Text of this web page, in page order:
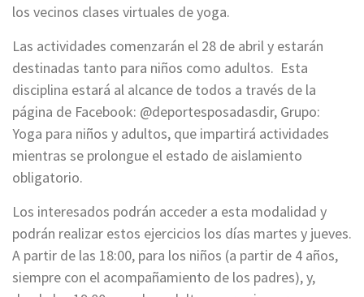
los vecinos clases virtuales de yoga.
Las actividades comenzarán el 28 de abril y estarán
destinadas tanto para niños como adultos. Esta
disciplina estará al alcance de todos a través de la
página de Facebook: @deportesposadasdir, Grupo:
Yoga para niños y adultos, que impartirá actividades
mientras se prolongue el estado de aislamiento
obligatorio.
Los interesados podrán acceder a esta modalidad y
podrán realizar estos ejercicios los días martes y jueves.
A partir de las 18:00, para los niños (a partir de 4 años,
siempre con el acompañamiento de los padres), y,